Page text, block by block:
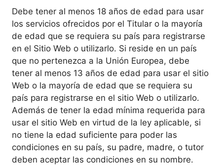
Debe tener al menos 18 años de edad para usar
los servicios ofrecidos por el Titular o la mayoría
de edad que se requiera su país para registrarse
en el Sitio Web o utilizarlo. Si reside en un país
que no pertenezca a la Unión Europea, debe
tener al menos 13 años de edad para usar el sitio
Web o la mayoría de edad que se requiera su
país para registrarse en el sitio Web o utilizarlo.
Además de tener la edad mínima requerida para
usar el sitio Web en virtud de la ley aplicable, si
no tiene la edad suficiente para poder las
condiciones en su país, su padre, madre, o tutor
deben aceptar las condiciones en su nombre.